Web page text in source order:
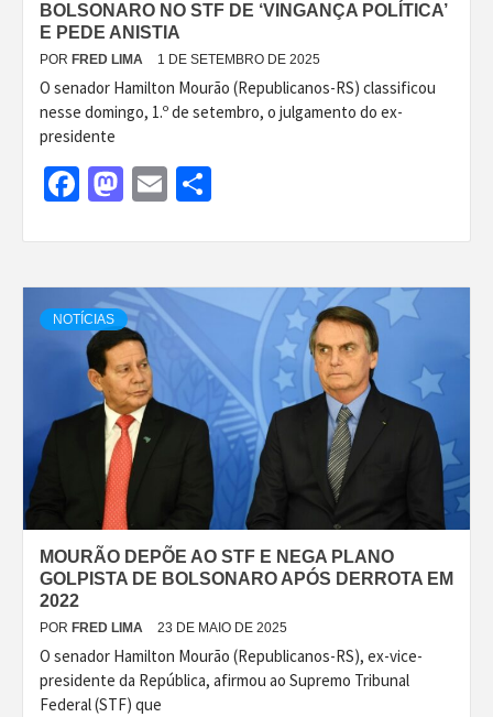
BOLSONARO NO STF DE ‘VINGANÇA POLÍTICA’
E PEDE ANISTIA
POR FRED LIMA 1 DE SETEMBRO DE 2025
O senador Hamilton Mourão (Republicanos-RS) classificou
nesse domingo, 1.º de setembro, o julgamento do ex-
presidente
Facebook
Mastodon
Email
NOTÍCIAS
MOURÃO DEPÕE AO STF E NEGA PLANO
GOLPISTA DE BOLSONARO APÓS DERROTA EM
2022
POR FRED LIMA 23 DE MAIO DE 2025
O senador Hamilton Mourão (Republicanos-RS), ex-vice-
presidente da República, afirmou ao Supremo Tribunal
Federal (STF) que